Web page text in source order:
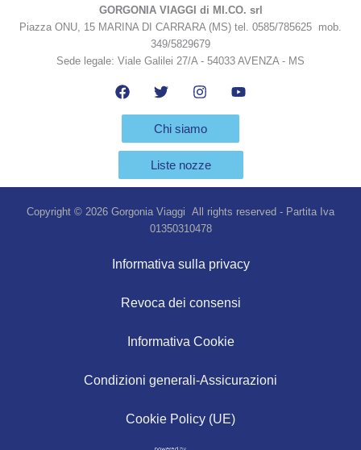
GORGONIA VIAGGI di MI.CO. srl
Piazza ONU, 15 MARINA DI CARRARA (MS) tel. 0585/785625 mob.
349/5829679
Sede legale: Viale Galilei 27/A - 54033 AVENZA - MS
Chi siamo
Liste nozze
Copyright © 2026 Gorgonia Viaggi All rights reserved - Partita Iva
01350310478
Informativa sulla privacy
Revoca dei consensi
Informativa Cookie
Condizioni generali-Assicurazioni
Cookie Policy (UE)